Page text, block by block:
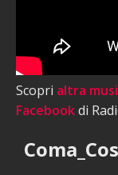
Scopri altra
Facebookdi